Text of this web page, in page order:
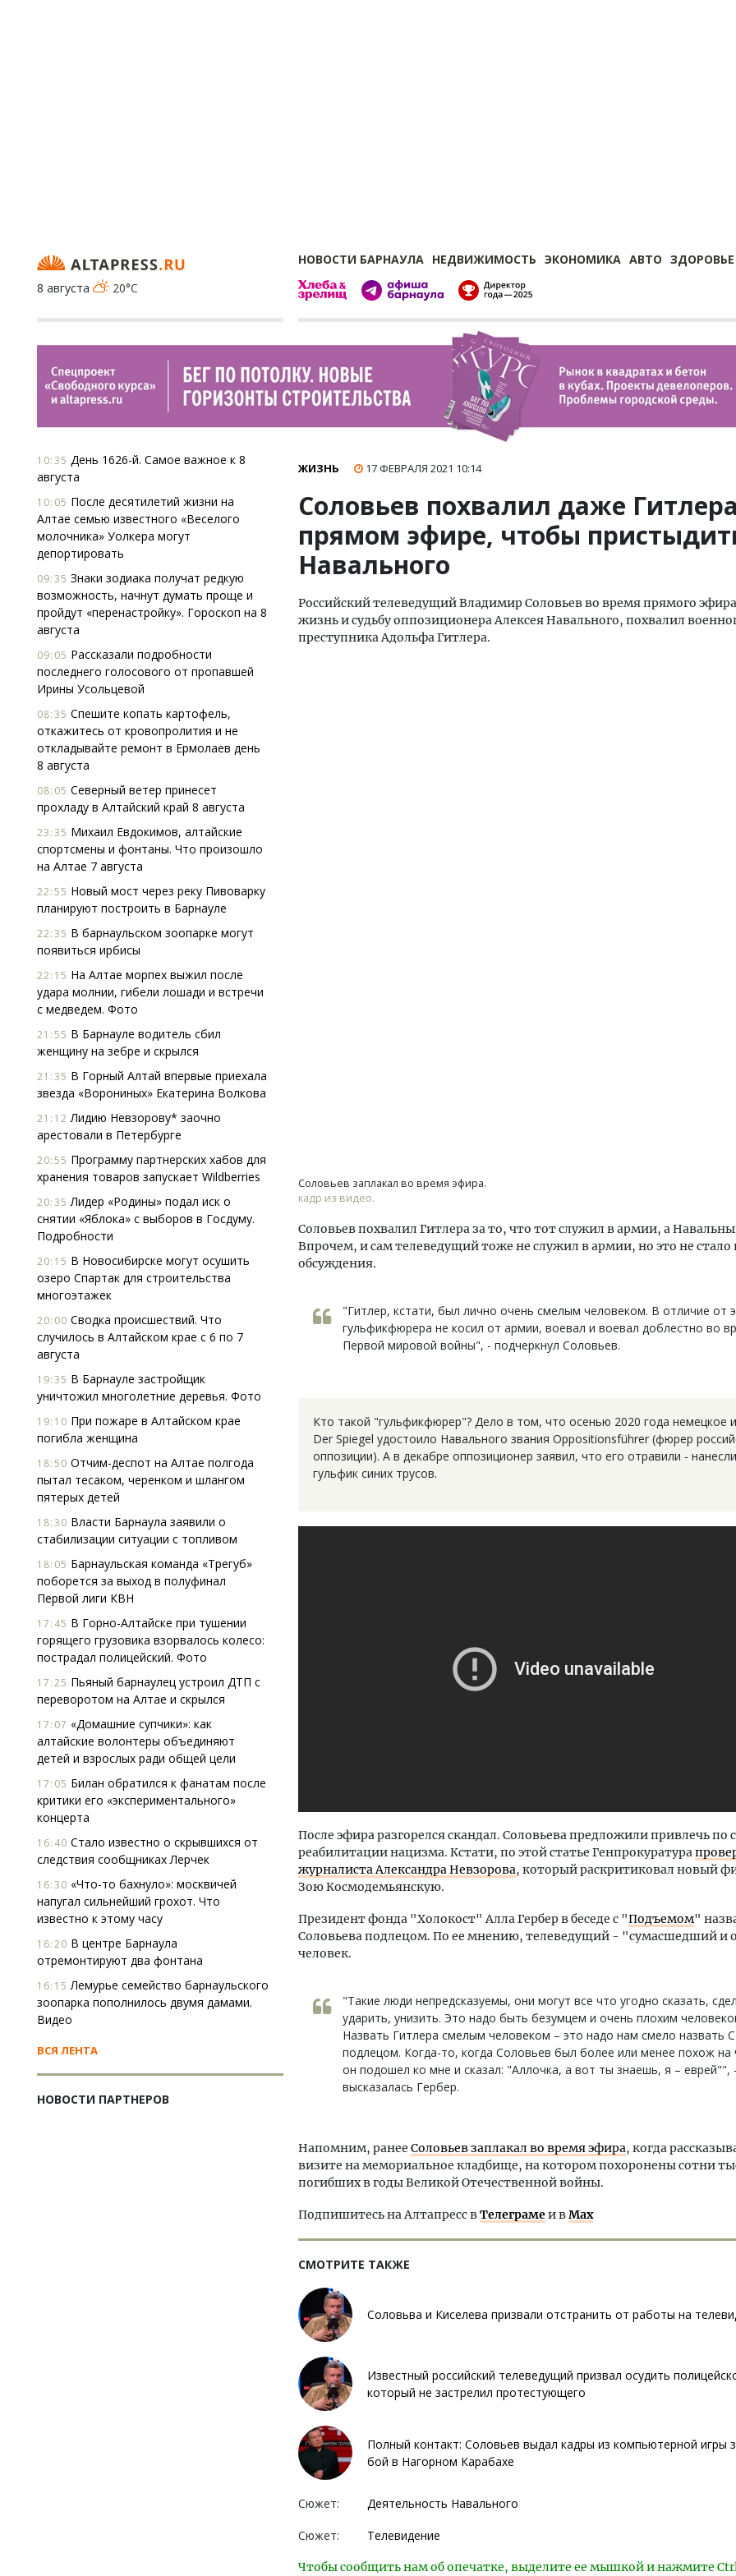
НОВОСТИ БАРНАУЛА НЕДВИЖИМОСТЬ ЭКОНОМИКА АВТО ЗДОРОВЬЕ
8 августа
20°C
10:35 День 1626-й. Самое важное к 8
августа
10:05 После десятилетий жизни на
Алтае семью известного «Веселого
молочника» Уолкера могут
депортировать
09:35 Знаки зодиака получат редкую
возможность, начнут думать проще и
пройдут «перенастройку». Гороскоп на 8
августа
09:05 Рассказали подробности
последнего голосового от пропавшей
Ирины Усольцевой
08:35 Спешите копать картофель,
откажитесь от кровопролития и не
откладывайте ремонт в Ермолаев день
8 августа
08:05 Северный ветер принесет
прохладу в Алтайский край 8 августа
23:35 Михаил Евдокимов, алтайские
спортсмены и фонтаны. Что произошло
на Алтае 7 августа
22:55 Новый мост через реку Пивоварку
планируют построить в Барнауле
22:35 В барнаульском зоопарке могут
появиться ирбисы
22:15 На Алтае морпех выжил после
удара молнии, гибели лошади и встречи
с медведем. Фото
21:55 В Барнауле водитель сбил
женщину на зебре и скрылся
21:35 В Горный Алтай впервые приехала
звезда «Ворониных» Екатерина Волкова
21:12 Лидию Невзорову* заочно
арестовали в Петербурге
20:55 Программу партнерских хабов для
хранения товаров запускает Wildberries
20:35 Лидер «Родины» подал иск о
снятии «Яблока» с выборов в Госдуму.
Подробности
20:15 В Новосибирске могут осушить
озеро Спартак для строительства
многоэтажек
20:00 Сводка происшествий. Что
случилось в Алтайском крае с 6 по 7
августа
19:35 В Барнауле застройщик
уничтожил многолетние деревья. Фото
19:10 При пожаре в Алтайском крае
погибла женщина
18:50 Отчим-деспот на Алтае полгода
пытал тесаком, черенком и шлангом
пятерых детей
18:30 Власти Барнаула заявили о
стабилизации ситуации с топливом
18:05 Барнаульская команда «Трегуб»
поборется за выход в полуфинал
Первой лиги КВН
17:45 В Горно-Алтайске при тушении
горящего грузовика взорвалось колесо:
пострадал полицейский. Фото
17:25 Пьяный барнаулец устроил ДТП с
переворотом на Алтае и скрылся
17:07 «Домашние супчики»: как
алтайские волонтеры объединяют
детей и взрослых ради общей цели
17:05 Билан обратился к фанатам после
критики его «экспериментального»
концерта
16:40 Стало известно о скрывшихся от
следствия сообщниках Лерчек
16:30 «Что-то бахнуло»: москвичей
напугал сильнейший грохот. Что
известно к этому часу
16:20 В центре Барнаула
отремонтируют два фонтана
16:15 Лемурье семейство барнаульского
зоопарка пополнилось двумя дамами.
Видео
ВСЯ ЛЕНТА
НОВОСТИ ПАРТНЕРОВ
ЖИЗНЬ 17 ФЕВРАЛЯ 2021 10:14
Соловьев похвалил даже
прямом эфире, чтобы
Навального
Российский телеведущий Владимир Соловьев во время прямого
жизнь и судьбу оппозиционера Алексея Навального, похвалил
преступника Адольфа Гитлера.
Соловьев заплакал во время эфира.
кадр из видео.
Соловьев похвалил Гитлера за то, что тот служил в армии, а
Впрочем, и сам телеведущий тоже не служил в армии, но это не
обсуждения.
"Гитлер, кстати, был лично очень смелым человеком. В отличие от
гульфикфюрера не косил от армии, воевал и воевал доблестно во
Первой мировой войны", - подчеркнул Соловьев.
Кто такой "гульфикфюрер"? Дело в том, что осенью 2020 года немецкое
Der Spiegel удостоило Навального звания Oppositionsführer (фюрер
оппозиции). А в декабре оппозиционер заявил, что его отравили -
гульфик синих трусов.
После эфира разгорелся скандал. Соловьева предложили привлечь по
реабилитации нацизма. Кстати, по этой статье Генпрокуратура
журналиста Александра Невзорова, который раскритиковал новый
Зою Космодемьянскую.
Президент фонда "Холокост" Алла Гербер в беседе с "Подъемом"
Соловьева подлецом. По ее мнению, телеведущий - "сумасшедший и
человек.
"Такие люди непредсказуемы, они могут все что угодно сказать,
ударить, унизить. Это надо быть безумцем и очень плохим
Назвать Гитлера смелым человеком – это надо нам смело назвать
подлецом. Когда-то, когда Соловьев был более или менее похож на
он подошел ко мне и сказал: "Аллочка, а вот ты знаешь, я – еврей"",
высказалась Гербер.
Напомним, ранее Соловьев заплакал во время эфира, когда
визите на мемориальное кладбище, на котором похоронены сотни
погибших в годы Великой Отечественной войны.
Подпишитесь на Алтапресс вТелеграмеи вMax
СМОТРИТЕ ТАКЖЕ
Соловьва и Киселева призвали отстранить от работы на
Известный российский телеведущий призвал осудить
который не застрелил протестующего
Полный контакт: Соловьев выдал кадры из компьютерной игры
бой в Нагорном Карабахе
Сюжет: Деятельность Навального
Сюжет: Телевидение
Чтобы сообщить нам об опечатке, выделите ее мышкой и нажмите
Архитектурный код начинается с
земли. Мощение крупноформатными
плитами становится новым
СТРОИТЕЛЬСТВО